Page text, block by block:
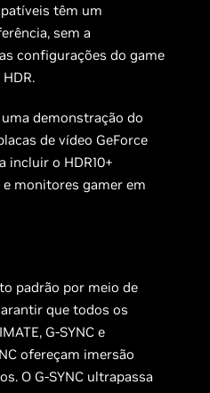
têm um
sem a
configurações do game
uma demonstração do
de vídeo GeForce
incluir o HDR10+
e monitores gamer em
padrão por meio de
que todos os
G-SYNC e
ofereçam imersão
O G-SYNC ultrapassa